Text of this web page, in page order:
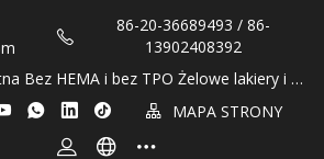
86-20-36689493 / 86-
13902408392
Bez HEMA i bez TPO Żelowe lakiery i ol
ejki do skórek!
MAPA STRONY